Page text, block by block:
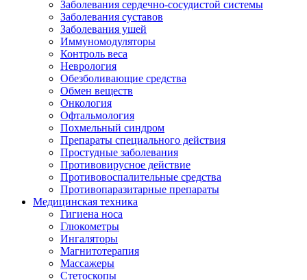
Заболевания сердечно-сосудистой системы
Заболевания суставов
Заболевания ушей
Иммуномодуляторы
Контроль веса
Неврология
Обезболивающие средства
Обмен веществ
Онкология
Офтальмология
Похмельный синдром
Препараты специального действия
Простудные заболевания
Противовирусное действие
Противовоспалительные средства
Противопаразитарные препараты
Медицинская техника
Гигиена носа
Глюкометры
Ингаляторы
Магнитотерапия
Массажеры
Стетоскопы